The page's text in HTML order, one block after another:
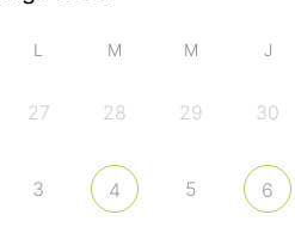
L M M J
27 28 29 30
3 4 5 6